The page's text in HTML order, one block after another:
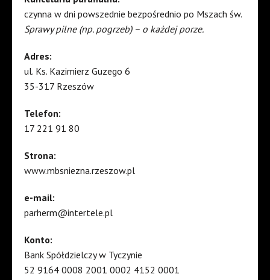
czynna w dni powszednie bezpośrednio po Mszach św.
Sprawy pilne (np. pogrzeb) – o każdej porze.
Adres:
ul. Ks. Kazimierz Guzego 6
35-317 Rzeszów
Telefon:
17 221 91 80
Strona:
www.mbsniezna.rzeszow.pl
e-mail:
parherm@intertele.pl
Konto:
Bank Spółdzielczy w Tyczynie
52 9164 0008 2001 0002 4152 0001